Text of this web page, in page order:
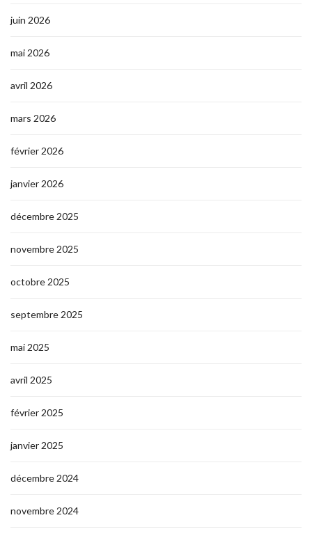
juin 2026
mai 2026
avril 2026
mars 2026
février 2026
janvier 2026
décembre 2025
novembre 2025
octobre 2025
septembre 2025
mai 2025
avril 2025
février 2025
janvier 2025
décembre 2024
novembre 2024